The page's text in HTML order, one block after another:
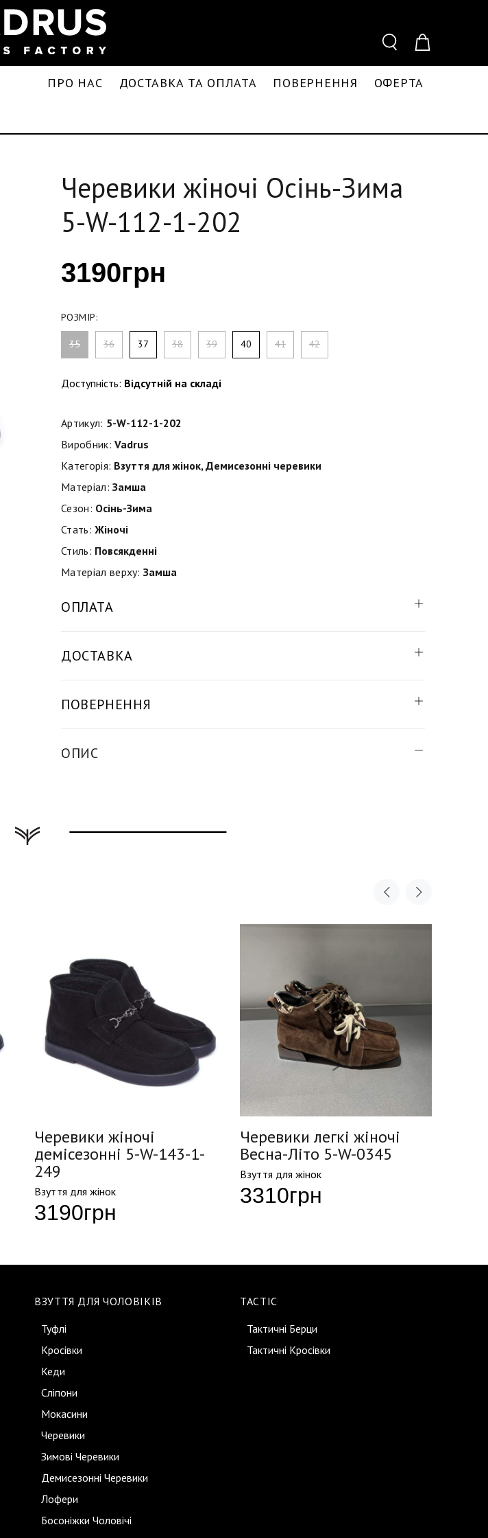
ПРО НАС ДОСТАВКА ТА ОПЛАТА ПОВЕРНЕННЯ ОФЕРТА
Черевики жіночі Осінь-Зима
5-W-112-1-202
3190грн
РОЗМІР:
35 36 37 38 39 40 41 42
Доступність: Відсутній на складі
Артикул: 5-W-112-1-202
Виробник: Vadrus
Категорія: Взуття для жінок,Демисезонні черевики
Матеріал: Замша
Сезон: Осінь-Зима
Стать: Жіночі
Стиль: Повсякденні
Матеріал верху: Замша
ОПЛАТА
ДОСТАВКА
ПОВЕРНЕННЯ
ОПИС
Черевики жіночі
демісезонні 5-W-143-1-
249
Взуття для жінок
3190грн
Черевики легкі жіночі
Весна-Літо 5-W-0345
Взуття для жінок
3310грн
ВЗУТТЯ ДЛЯ ЧОЛОВІКІВ
Туфлі
Кросівки
Кеди
Сліпони
Мокасини
Черевики
Зимові Черевики
Демисезонні Черевики
Лофери
Босоніжки Чоловічі
TACTIC
Тактичні Берци
Тактичні Кросівки